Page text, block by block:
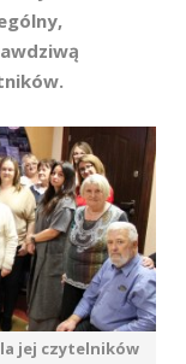
jej czytelników